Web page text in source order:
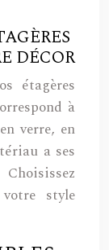
DÉCOR
étagères
à
verre, en
a ses
style